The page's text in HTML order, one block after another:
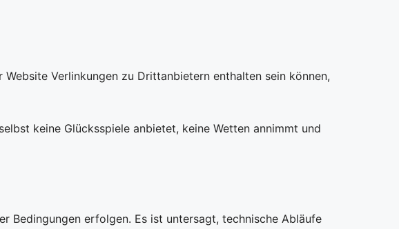
Verlinkungen zu Drittanbietern enthalten sein können,
keine Glücksspiele anbietet, keine Wetten annimmt und
Bedingungen erfolgen. Es ist untersagt, technische Abläufe